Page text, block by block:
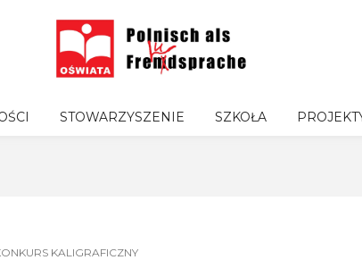
STOWARZYSZENIE SZKOŁA
KALIGRAFICZNY